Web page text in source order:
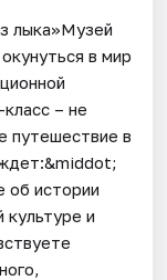
лыка»Музей
в мир
– не
путешествие в
об истории
культуре и